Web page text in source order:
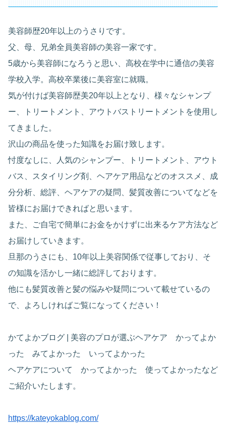
美容師歴20年以上のうさりです。
父、母、兄弟全員美容師の美容一家です。
5歳から美容師になろうと思い、高校在学中に通信の美容
学校入学。高校卒業後に美容室に就職。
気が付けば美容師歴美20年以上となり、様々なシャンプ
ー、トリートメント、アウトバストリートメントを使用し
てきました。
沢山の商品を使った知識をお届け致します。
忖度なしに、人気のシャンプー、トリートメント、アウト
バス、スタイリング剤、ヘアケア用品などのオススメ、成
分分析、総評、ヘアケアの疑問、髪質改善についてなどを
皆様にお届けできればと思います。
また、ご自宅で簡単にお金をかけずに出来るケア方法など
お届けしていきます。
旦那のうさにも、10年以上美容関係で従事しており、そ
の知識を活かし一緒に総評しております。
他にも髪質改善と髪の悩みや疑問について載せているの
で、よろしければご覧になってください！
かてよかブログ | 美容のプロが選ぶヘアケア かってよか
った みてよかった いってよかった
ヘアケアについて かってよかった 使ってよかったなど
ご紹介いたします。
https://kateyokablog.com/